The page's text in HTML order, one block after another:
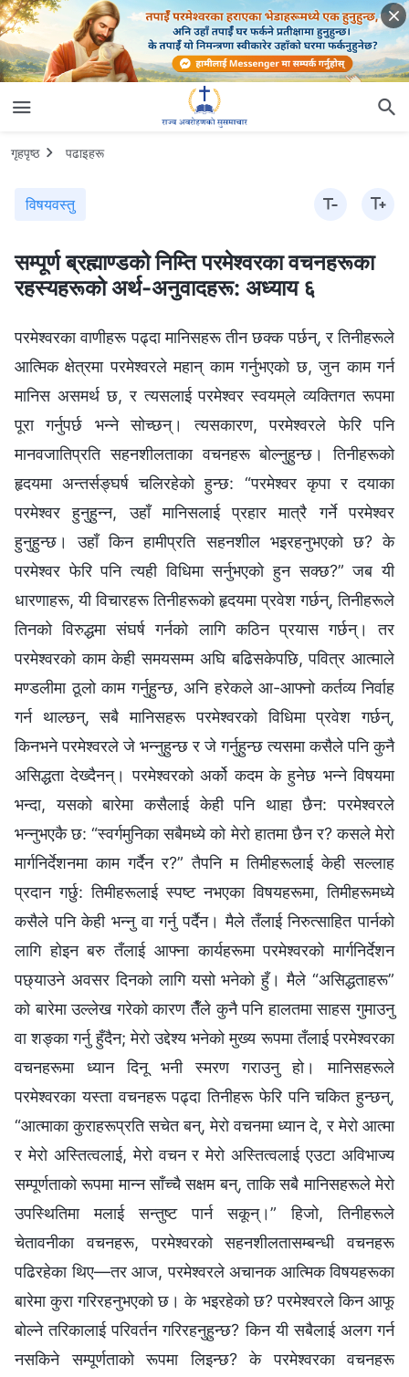
गृहपृष्ठ पढाइहरू
विषयवस्तु
सम्पूर्ण ब्रह्माण्डको निम्ति परमेश्‍वरका वचनहरूका
रहस्यहरूको अर्थ-अनुवादहरू: अध्याय ६
परमेश्‍वरका वाणीहरू पढ्दा मानिसहरू तीन छक्‍क पर्छन्, र तिनीहरूले
आत्मिक क्षेत्रमा परमेश्‍वरले महान् काम गर्नुभएको छ, जुन काम गर्न
मानिस असमर्थ छ, र त्यसलाई परमेश्‍वर स्‍वयम्‌ले व्यक्तिगत रूपमा
पूरा गर्नुपर्छ भन्‍ने सोच्छन्। त्यसकारण, परमेश्‍वरले फेरि पनि
मानवजातिप्रति सहनशीलताका वचनहरू बोल्‍नुहुन्छ। तिनीहरूको
हृदयमा अन्तर्सङ्घर्ष चलिरहेको हुन्छ: “परमेश्‍वर कृपा र दयाका
परमेश्‍वर हुनुहुन्‍न, उहाँ मानिसलाई प्रहार मात्रै गर्ने परमेश्‍वर
हुनुहुन्छ। उहाँ किन हामीप्रति सहनशील भइरहनुभएको छ? के
परमेश्‍वर फेरि पनि त्यही विधिमा सर्नुभएको हुन सक्छ?” जब यी
धारणाहरू, यी विचारहरू तिनीहरूको हृदयमा प्रवेश गर्छन्, तिनीहरूले
तिनको विरुद्धमा संघर्ष गर्नको लागि कठिन प्रयास गर्छन्। तर
परमेश्‍वरको काम केही समयसम्‍म अघि बढिसकेपछि, पवित्र आत्‍माले
मण्डलीमा ठूलो काम गर्नुहुन्छ, अनि हरेकले आ-आफ्‍नो कर्तव्य निर्वाह
गर्न थाल्छन्, सबै मानिसहरू परमेश्‍वरको विधिमा प्रवेश गर्छन्,
किनभने परमेश्‍वरले जे भन्‍नुहुन्छ र जे गर्नुहुन्छ त्यसमा कसैले पनि कुनै
असिद्धता देख्दैनन्। परमेश्‍वरको अर्को कदम के हुनेछ भन्‍ने विषयमा
भन्दा, यसको बारेमा कसैलाई केही पनि थाहा छैन: परमेश्‍वरले
भन्‍नुभएकै छ: “स्वर्गमुनिका सबैमध्ये को मेरो हातमा छैन र? कसले मेरो
मार्गनिर्देशनमा काम गर्दैन र?” तैपनि म तिमीहरूलाई केही सल्‍लाह
प्रदान गर्छु: तिमीहरूलाई स्पष्ट नभएका विषयहरूमा, तिमीहरूमध्ये
कसैले पनि केही भन्‍नु वा गर्नु पर्दैन। मैले तँलाई निरुत्साहित पार्नको
लागि होइन बरु तँलाई आफ्ना कार्यहरूमा परमेश्‍वरको मार्गनिर्देशन
पछ्याउने अवसर दिनको लागि यसो भनेको हुँ। मैले “असिद्धताहरू”
को बारेमा उल्‍लेख गरेको कारण तैँले कुनै पनि हालतमा साहस गुमाउनु
वा शङ्का गर्नु हुँदैन; मेरो उद्देश्य भनेको मुख्य रूपमा तँलाई परमेश्‍वरका
वचनहरूमा ध्यान दिनू भनी स्मरण गराउनु हो। मानिसहरूले
परमेश्‍वरका यस्ता वचनहरू पढ्दा तिनीहरू फेरि पनि चकित हुन्छन्,
“आत्माका कुराहरूप्रति सचेत बन्‌, मेरो वचनमा ध्यान दे, र मेरो आत्मा
र मेरो अस्तित्वलाई, मेरो वचन र मेरो अस्तित्वलाई एउटा अविभाज्य
सम्पूर्णताको रूपमा मान्न साँच्चै सक्षम बन्‌, ताकि सबै मानिसहरूले मेरो
उपस्थितिमा मलाई सन्तुष्ट पार्न सकून्।” हिजो, तिनीहरूले
चेतावनीका वचनहरू, परमेश्‍वरको सहनशीलतासम्‍बन्धी वचनहरू
पढिरहेका थिए—तर आज, परमेश्‍वरले अचानक आत्मिक विषयहरूका
बारेमा कुरा गरिरहनुभएको छ। के भइरहेको छ? परमेश्‍वरले किन आफू
बोल्‍ने तरिकालाई परिवर्तन गरिरहनुहुन्छ? किन यी सबैलाई अलग गर्न
नसकिने सम्पूर्णताको रूपमा लिइन्छ? के परमेश्‍वरका वचनहरू